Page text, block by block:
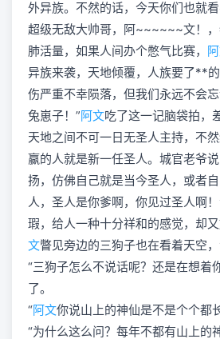
外异族。不然的话，今天你们也就
超级无敌大帅哥，阿~~~~~~文！
肺活量，如果人间办个憋气比赛，
异族来袭，天地倾覆，人族要了**
伤严重不幸陨落，但我们永远不会
兔崽子！”阿文吃了这一记脑袋拍，
天地之间不可一日无圣人主持，不
赢的人就是新一任圣人。城官老爷
扬，仿佛自己就是当今圣人，或者
人，圣人是你爹啊，你见过圣人啊
瑕，给人一种十分祥和的感觉，却
文瞥见旁边的三狗子也在看着天空，
“三狗子怎么不说话呢？还是在想着
了。
“阿文你说山上的神仙是不是个个都
“为什么这么问？每年不都有山上的